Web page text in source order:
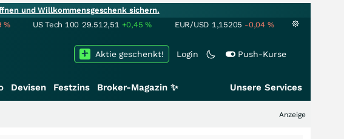
und Willkommensgeschenk sichern.
% US Tech 100 29.512,51 +0,45% EUR/USD 1,15205 -0,04 %
Login Push-Kurse
Aktie geschenkt!
Devisen Festzins Broker-Magazin ✨ Unsere Services
Anzeige